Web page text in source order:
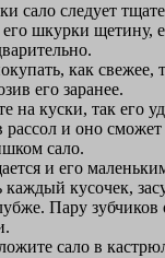
сало следует
его шкурки щетину,
как свежее,
его заранее.
на куски, так его
рассол и оно
сало.
и его
кусочек,
Пару зубчиков
сало в